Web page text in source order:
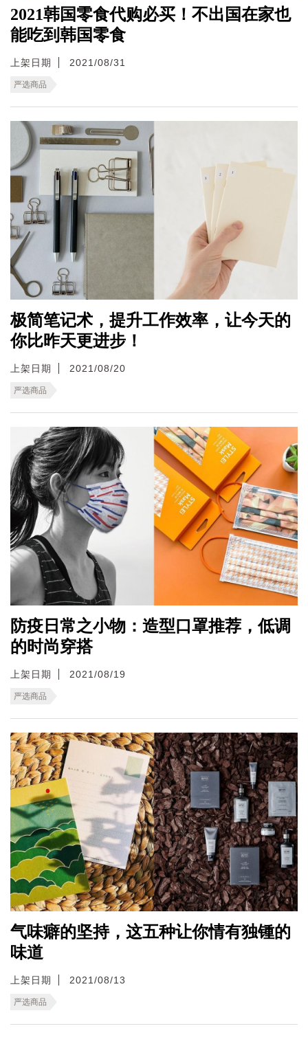
2021韩国零食代购必买！不出国在家也
能吃到韩国零食
上架日期 2021/08/31
严选商品
极简笔记术，提升工作效率，让今天的
你比昨天更进步！
上架日期 2021/08/20
严选商品
防疫日常之小物：造型口罩推荐，低调
的时尚穿搭
上架日期 2021/08/19
严选商品
气味癖的坚持，这五种让你情有独锺的
味道
上架日期 2021/08/13
严选商品